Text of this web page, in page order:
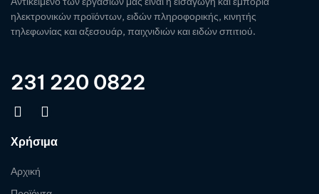
ηλεκτρονικών προϊόντων, ειδών πληροφορικής, κινητής
τηλεφωνίας και αξεσουάρ, παιχνιδιών και ειδών σπιτιού.
231 220 0822
Χρήσιμα
Αρχική